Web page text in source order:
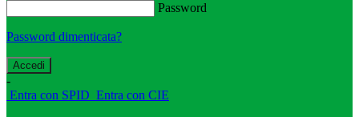
Password
Password dimenticata?
-
Entra con SPID Entra con CIE